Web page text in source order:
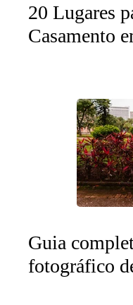
20 Lugares
Casamento
Guia
fotográfico